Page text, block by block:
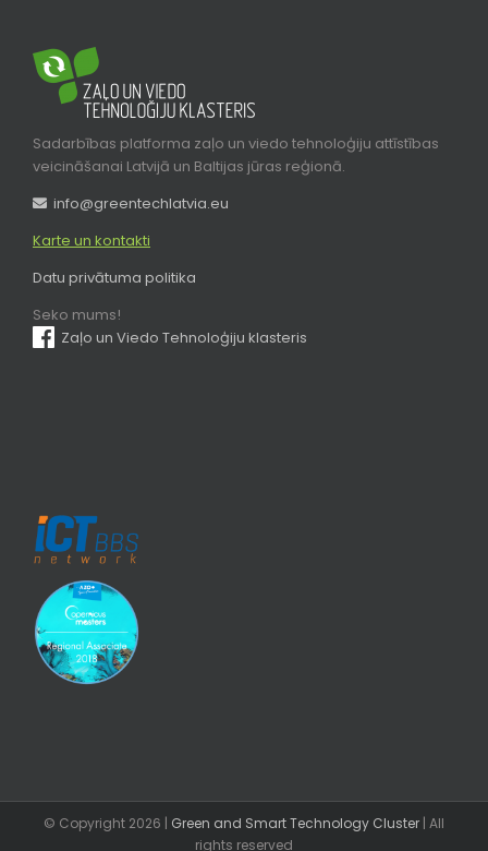
Sadarbības platforma zaļo un viedo tehnoloģiju attīstības
veicināšanai Latvijā un Baltijas jūras reģionā.
info@greentechlatvia.eu
Karte un kontakti
Datu privātuma politika
Seko mums!
Zaļo un Viedo Tehnoloģiju klasteris
© Copyright 2026 | Green and Smart Technology Cluster | All
rights reserved